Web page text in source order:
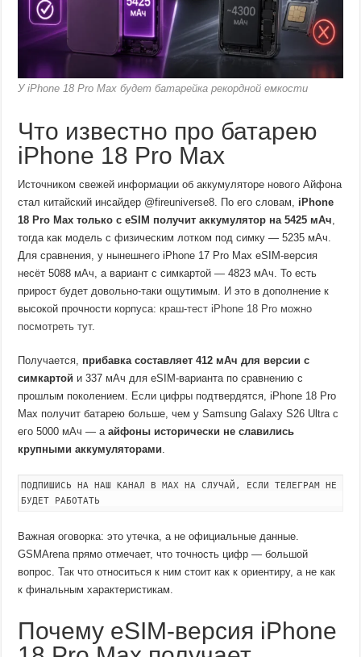
У iPhone 18 Pro Max будет батарейка рекордной емкости
Что известно про батарею
iPhone 18 Pro Max
Источником свежей информации об аккумуляторе нового Айфона
стал китайский инсайдер @fireuniverse8. По его словам, iPhone
18 Pro Max только с eSIM получит аккумулятор на 5425 мАч
тогда как модель с физическим лотком под симку — 5235 мАч.
Для сравнения, у нынешнего iPhone 17 Pro Max eSIM-версия
несёт 5088 мАч, а вариант с симкартой — 4823 мАч. То есть
прирост будет довольно-таки ощутимым. И это в дополнение к
высокой прочности корпуса:краш-тест iPhone 18 Pro можно
посмотреть тут.
Получается, прибавка составляет 412 мАч для версии с
симкартой и 337 мАч для eSIM-варианта по сравнению с
прошлым поколением. Если цифры подтвердятся, iPhone 18 Pro
Max получит батарею больше, чем у Samsung Galaxy S26 Ultra с
его 5000 мАч — аайфоны исторически не славились
крупными аккумуляторами
ПОДПИШИСЬ НА НАШ КАНАЛ В MAX НА СЛУЧАЙ, ЕСЛИ ТЕЛЕГРАМ НЕ
БУДЕТ РАБОТАТЬ
Важная оговорка: это утечка, а не официальные данные.
GSMArena прямо отмечает, что точность цифр — большой
вопрос. Так что относиться к ним стоит как к ориентиру, а не как
к финальным характеристикам.
Почему eSIM-версия iPhone